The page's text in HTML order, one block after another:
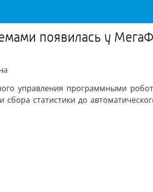
появилась у
управления программными
статистики до